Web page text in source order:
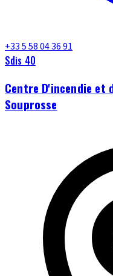
+33 5 58 04 36 91
Sdis 40
Centre D'incendie et
Souprosse